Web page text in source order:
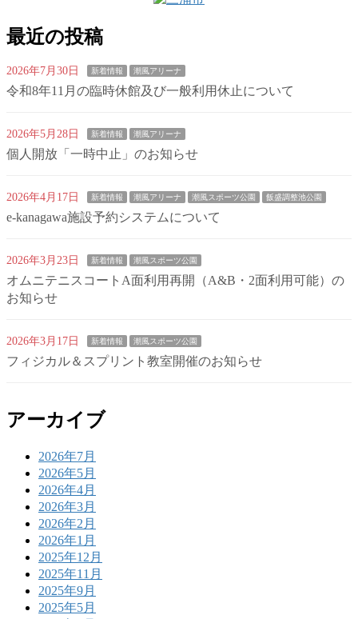
最近の投稿
2026年7月30日 新着情報 潮風アリーナ
令和8年11月の臨時休館及び一般利用休止について
2026年5月28日 新着情報 潮風アリーナ
個人開放「一時中止」のお知らせ
2026年4月17日 新着情報 潮風アリーナ 潮風スポーツ公園 飯盛調整池公園
e-kanagawa施設予約システムについて
2026年3月23日 新着情報 潮風スポーツ公園
オムニテニスコートA面利用再開（A&B・2面利用可能）の
お知らせ
2026年3月17日 新着情報 潮風スポーツ公園
フィジカル＆スプリント教室開催のお知らせ
アーカイブ
2026年7月
2026年5月
2026年4月
2026年3月
2026年2月
2026年1月
2025年12月
2025年11月
2025年9月
2025年5月